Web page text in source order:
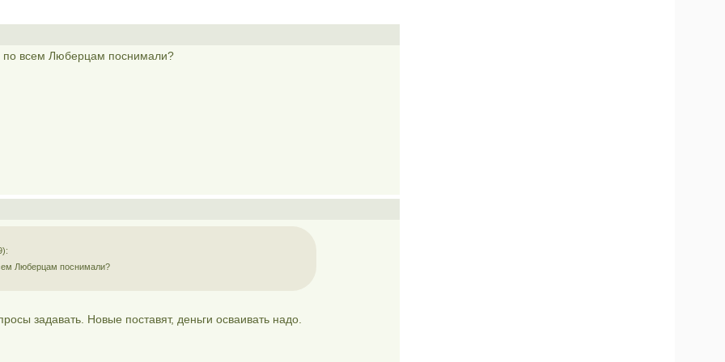
по всем Люберцам поснимали?
Люберцам поснимали?
задавать. Новые поставят, деньги осваивать надо.